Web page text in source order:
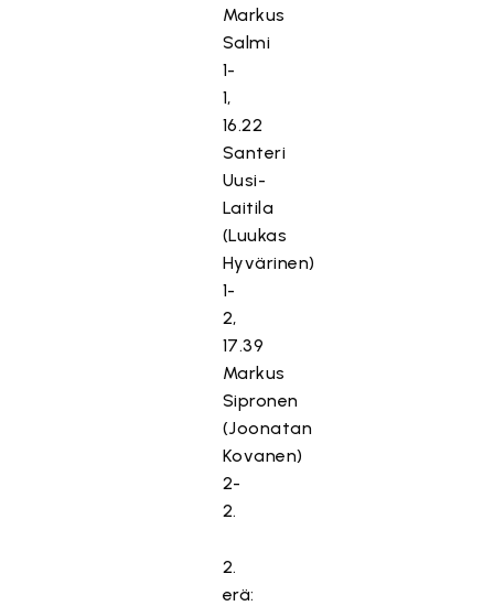
Markus
Salmi
1-
1,
16.22
Santeri
Uusi-
Laitila
(Luukas
Hyvärinen)
1-
2,
17.39
Markus
Sipronen
(Joonatan
Kovanen)
2-
2.
2.
erä: